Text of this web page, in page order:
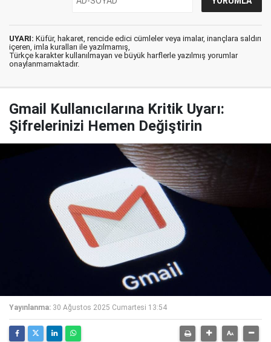
UYARI: Küfür, hakaret, rencide edici cümleler veya imalar, inançlara saldırı
içeren, imla kuralları ile yazılmamış,
Türkçe karakter kullanılmayan ve büyük harflerle yazılmış yorumlar
onaylanmamaktadır.
Gmail Kullanıcılarına Kritik Uyarı:
Şifrelerinizi Hemen Değiştirin
Yayınlanma: 30 Ağustos 2025 Cumartesi 13:54